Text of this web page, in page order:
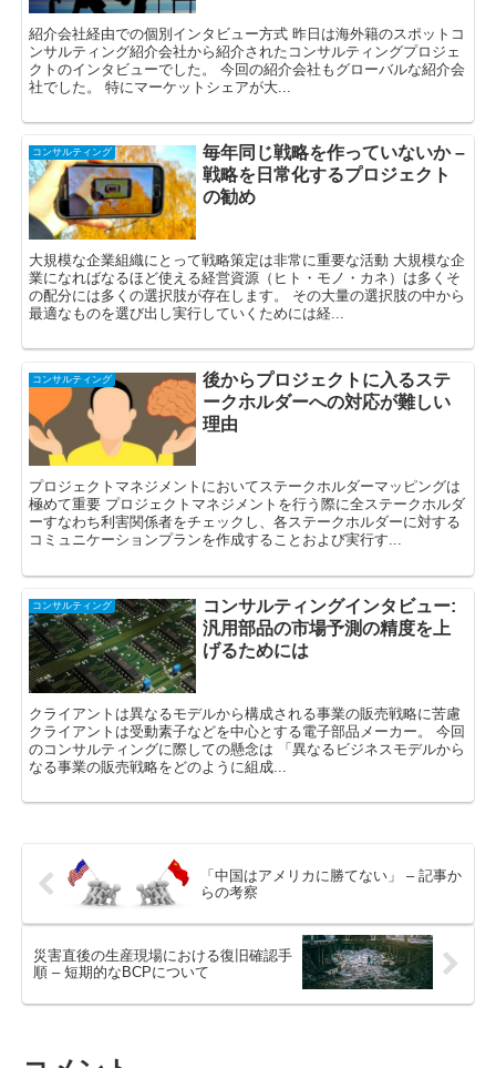
紹介会社経由での個別インタビュー方式 昨日は海外籍のスポットコ
ンサルティング紹介会社から紹介されたコンサルティングプロジェ
クトのインタビューでした。 今回の紹介会社もグローバルな紹介会
社でした。 特にマーケットシェアが大...
コンサルティング
毎年同じ戦略を作っていないか –
戦略を日常化するプロジェクト
の勧め
大規模な企業組織にとって戦略策定は非常に重要な活動 大規模な企
業になればなるほど使える経営資源（ヒト・モノ・カネ）は多くそ
の配分には多くの選択肢が存在します。 その大量の選択肢の中から
最適なものを選び出し実行していくためには経...
コンサルティング
後からプロジェクトに入るステ
ークホルダーへの対応が難しい
理由
プロジェクトマネジメントにおいてステークホルダーマッピングは
極めて重要 プロジェクトマネジメントを行う際に全ステークホルダ
ーすなわち利害関係者をチェックし、各ステークホルダーに対する
コミュニケーションプランを作成することおよび実行す...
コンサルティング
コンサルティングインタビュー:
汎用部品の市場予測の精度を上
げるためには
クライアントは異なるモデルから構成される事業の販売戦略に苦慮
クライアントは受動素子などを中心とする電子部品メーカー。 今回
のコンサルティングに際しての懸念は 「異なるビジネスモデルから
なる事業の販売戦略をどのように組成...
「中国はアメリカに勝てない」 – 記事か
らの考察
災害直後の生産現場における復旧確認手
順 – 短期的なBCPについて